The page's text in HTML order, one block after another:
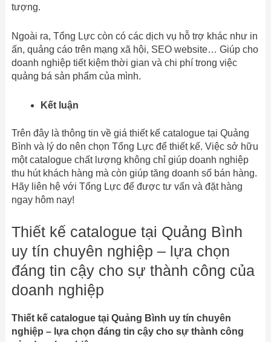
tượng.
Ngoài ra, Tổng Lực còn có các dịch vụ hỗ trợ khác như in
ấn, quảng cáo trên mạng xã hội, SEO website… Giúp cho
doanh nghiệp tiết kiệm thời gian và chi phí trong việc
quảng bá sản phẩm của mình.
Kết luận
Trên đây là thông tin về giá thiết kế catalogue tại Quảng
Bình và lý do nên chọn Tổng Lực để thiết kế. Việc sở hữu
một catalogue chất lượng không chỉ giúp doanh nghiệp
thu hút khách hàng mà còn giúp tăng doanh số bán hàng.
Hãy liên hệ với Tổng Lực để được tư vấn và đặt hàng
ngay hôm nay!
Thiết kế catalogue tại Quảng Bình
uy tín chuyên nghiệp – lựa chọn
đáng tin cậy cho sự thành công của
doanh nghiệp
Thiết kế catalogue tại Quảng Bình uy tín chuyên
nghiệp – lựa chọn đáng tin cậy cho sự thành công